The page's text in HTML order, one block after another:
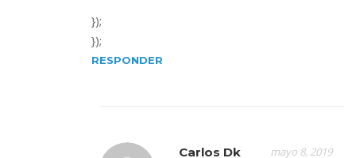
});
});
RESPONDER
Carlos Dk mayo 8, 2019